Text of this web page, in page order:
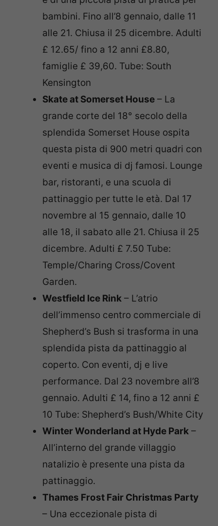
bambini. Fino all’8 gennaio, dalle 11
alle 21. Chiusa il 25 dicembre. Adulti
£ 12.65/ fino a 12 anni £8.80,
famiglie £ 39,60. Tube: South
Kensington
Skate at Somerset House – La
grande corte del 18° secolo della
splendida Somerset House ospita
questa pista di 900 metri quadri con
eventi e musica di dj famosi. Lounge
bar, ristoranti, e una scuola di
pattinaggio per tutte le età. Dal 17
novembre al 15 gennaio, dalle 10
alle 18, il sabato alle 21. Chiusa il 25
dicembre. Adulti £ 7.50 Tube:
Temple/Charing Cross/Covent
Garden.
Westfield Ice Rink – L’atrio
dell’immenso centro commerciale di
Shepherd’s Bush si trasforma in una
splendida pista da pattinaggio al
coperto. Con eventi, dj e live
performance. Dal 23 novembre all’8
gennaio. Adulti £ 14, fino a 12 anni £
10 Tube: Shepherd’s Bush/White City
Winter Wonderland at Hyde Park –
All’interno del grande villaggio
natalizio è presente una pista da
pattinaggio.
Thames Frost Fair Christmas Party
– Una eccezionale pista di